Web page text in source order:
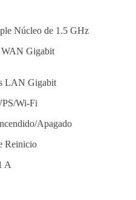
Núcleo de 1.5 GHz
WAN Gigabit
LAN Gigabit
Wi-Fi
Apagado
Reinicio
A